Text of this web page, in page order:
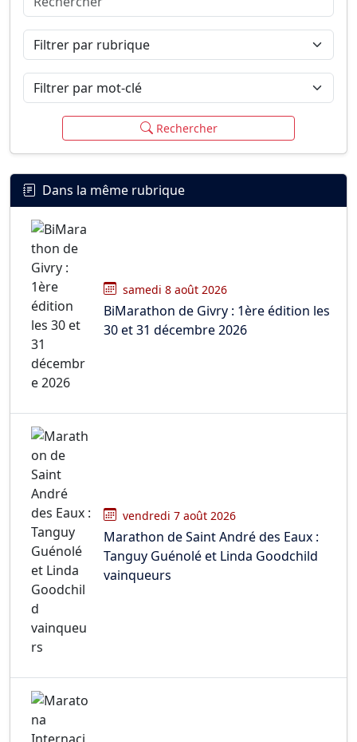
Connexion
Filtrer par rubrique
Filtrer par mot-clé
Rechercher
Dans la même rubrique
samedi 8 août 2026
BiMarathon de Givry : 1ère édition les
30 et 31 décembre 2026
vendredi 7 août 2026
Marathon de Saint André des Eaux :
Tanguy Guénolé et Linda Goodchild
vainqueurs